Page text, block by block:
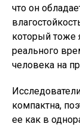
что он
который тоже
реального
человека на
компактна,
ее как в